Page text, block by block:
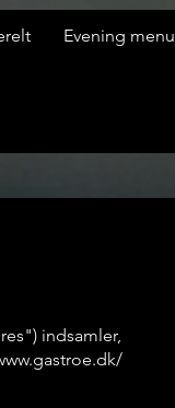
Evening menu
indsamler,